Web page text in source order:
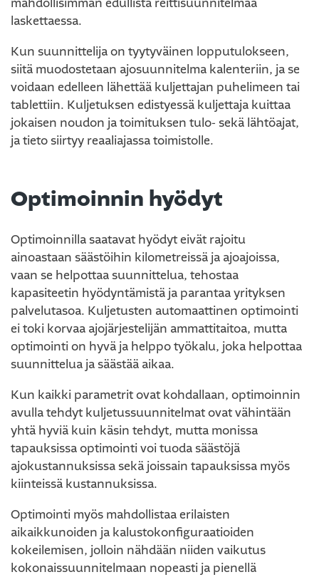
laskettaessa.
Kun suunnittelija on tyytyväinen lopputulokseen,
siitä muodostetaan ajosuunnitelma kalenteriin, ja se
voidaan edelleen lähettää kuljettajan puhelimeen tai
tablettiin. Kuljetuksen edistyessä kuljettaja kuittaa
jokaisen noudon ja toimituksen tulo- sekä lähtöajat,
ja tieto siirtyy reaaliajassa toimistolle.
Optimoinnin hyödyt
Optimoinnilla saatavat hyödyt eivät rajoitu
ainoastaan säästöihin kilometreissä ja ajoajoissa,
vaan se helpottaa suunnittelua, tehostaa
kapasiteetin hyödyntämistä ja parantaa yrityksen
palvelutasoa. Kuljetusten automaattinen optimointi
ei toki korvaa ajojärjestelijän ammattitaitoa, mutta
optimointi on hyvä ja helppo työkalu, joka helpottaa
suunnittelua ja säästää aikaa.
Kun kaikki parametrit ovat kohdallaan, optimoinnin
avulla tehdyt kuljetussuunnitelmat ovat vähintään
yhtä hyviä kuin käsin tehdyt, mutta monissa
tapauksissa optimointi voi tuoda säästöjä
ajokustannuksissa sekä joissain tapauksissa myös
kiinteissä kustannuksissa.
Optimointi myös mahdollistaa erilaisten
aikaikkunoiden ja kalustokonfiguraatioiden
kokeilemisen, jolloin nähdään niiden vaikutus
kokonaissuunnitelmaan nopeasti ja pienellä